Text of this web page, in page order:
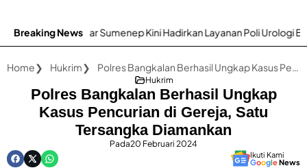
Breaking News
Moh. Anwar Sumenep Kini Hadirkan Layanan Poli Urologi Bagi
Home Hukrim Polres Bangkalan Berhasil Ungkap Kasus Pencurian di Gereja, Satu Tersangka Diamankan
Hukrim
Polres Bangkalan Berhasil Ungkap
Kasus Pencurian di Gereja, Satu
Tersangka Diamankan
Pada20 Februari 2024
Ikuti Kami
GoogleNews